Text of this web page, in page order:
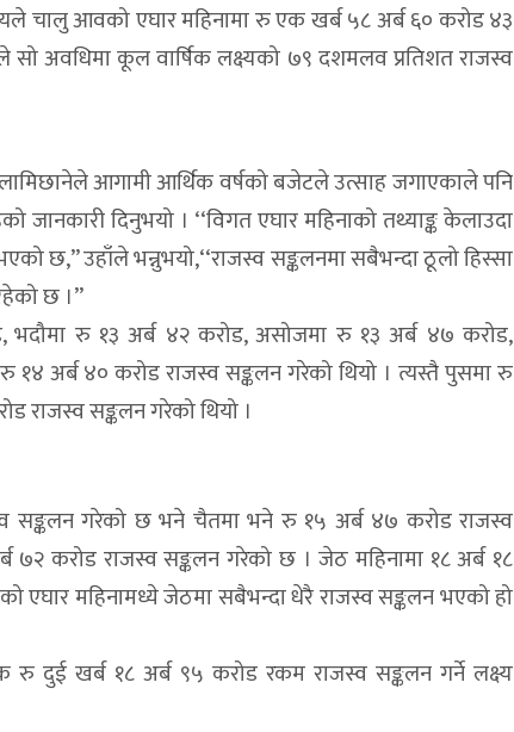
चालु आवको एघार महिनामा रु एक खर्ब ५८ अर्ब ६० करोड ४३
अवधिमा कूल वार्षिक लक्ष्यको ७९ दशमलव प्रतिशत राजस्व
आगामी आर्थिक वर्षको बजेटले उत्साह जगाएकाले पनि
जानकारी दिनुभयो । ‘‘विगत एघार महिनाको तथ्याङ्क केलाउदा
छ,’’ उहाँले भन्नुभयो,‘‘राजस्व सङ्कलनमा सबैभन्दा ठूलो हिस्सा
छ ।’’
भदौमा रु १३ अर्ब ४२ करोड, असोजमा रु १३ अर्ब ४७ करोड,
१४ अर्ब ४० करोड राजस्व सङ्कलन गरेको थियो । त्यस्तै पुसमा रु
राजस्व सङ्कलन गरेको थियो ।
सङ्कलन गरेको छ भने चैतमा भने रु १५ अर्ब ४७ करोड राजस्व
करोड राजस्व सङ्कलन गरेको छ । जेठ महिनामा १८ अर्ब १८
एघार महिनामध्ये जेठमा सबैभन्दा धेरै राजस्व सङ्कलन भएको हो
रु दुई खर्ब १८ अर्ब ९५ करोड रकम राजस्व सङ्कलन गर्ने लक्ष्य